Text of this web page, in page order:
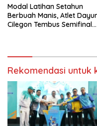
Modal Latihan Setahun
Berbuah Manis, Atlet
Cilegon Tembus Semifinal
Rekomendasi untuk